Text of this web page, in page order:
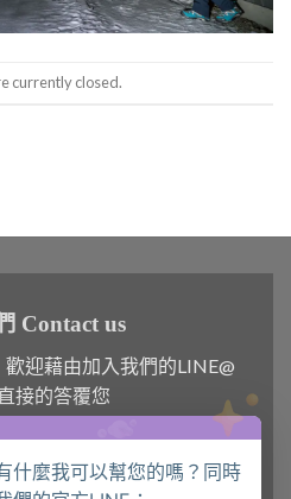
currently closed.
Contact us
迎藉由加入我們的LINE@
接的答覆您
什麼我可以幫您的嗎？同時